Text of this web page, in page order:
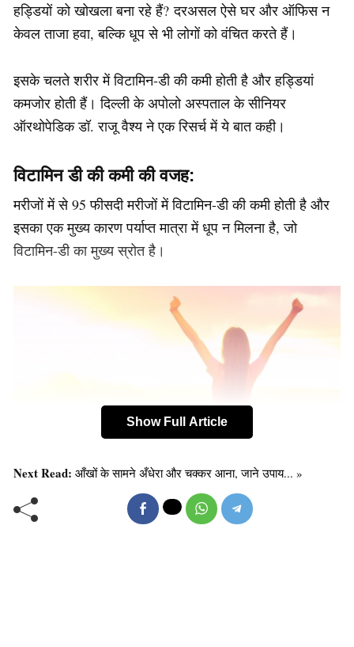
हड्डियों को खोखला बना रहे हैं? दरअसल ऐसे घर और ऑफिस न
केवल ताजा हवा, बल्कि धूप से भी लोगों को वंचित करते हैं।
इसके चलते शरीर में विटामिन-डी की कमी होती है और हड्डियां
कमजोर होती हैं। दिल्ली के अपोलो अस्पताल के सीनियर
ऑरथोपेडिक डॉ. राजू वैश्य ने एक रिसर्च में ये बात कही।
विटामिन डी की कमी की वजह:
मरीजों में से 95 फीसदी मरीजों में विटामिन-डी की कमी होती है और
इसका एक मुख्य कारण पर्याप्त मात्रा में धूप न मिलना है, जो
विटामिन-डी का मुख्य स्रोत है।
Show Full Article
Next Read: आँखों के सामने अँधेरा और चक्कर आना, जाने उपाय... »